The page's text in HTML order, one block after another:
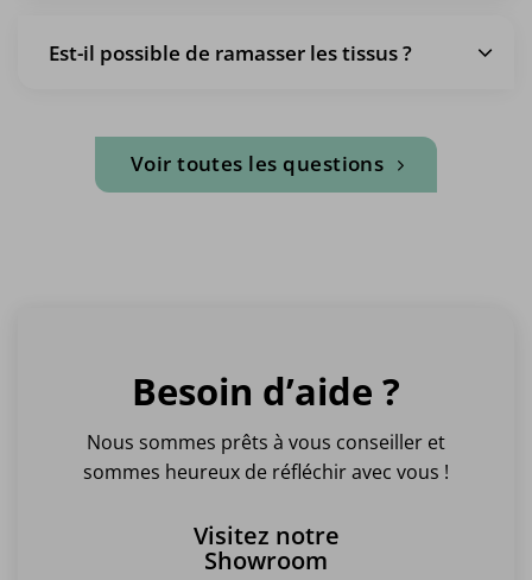
Est-il possible de ramasser les tissus ?
Voir toutes les questions
Besoin d’aide ?
Nous sommes prêts à vous conseiller et
sommes heureux de réfléchir avec vous !
Visitez notre
Showroom